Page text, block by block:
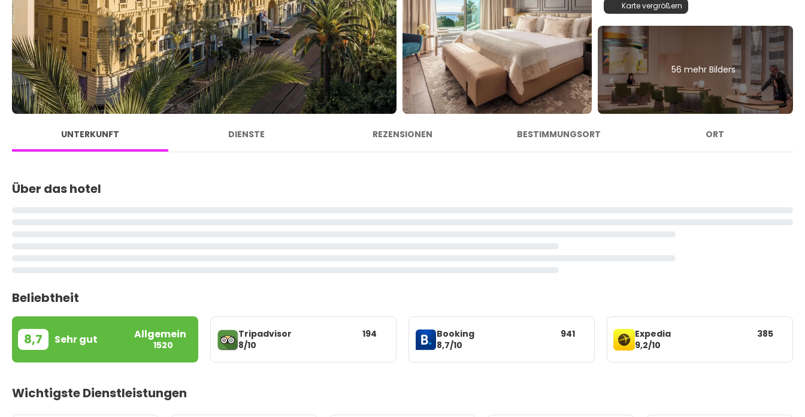
Karte vergrößern
56 mehr Bilders
UNTERKUNFT DIENSTE REZENSIONEN BESTIMMUNGSORT ORT
Über das hotel
Beliebtheit
8,7 Sehr gut Allgemein
1520
Tripadvisor
8/10
194
Booking
8,7/10
941
Expedia
9,2/10
385
Wichtigste Dienstleistungen